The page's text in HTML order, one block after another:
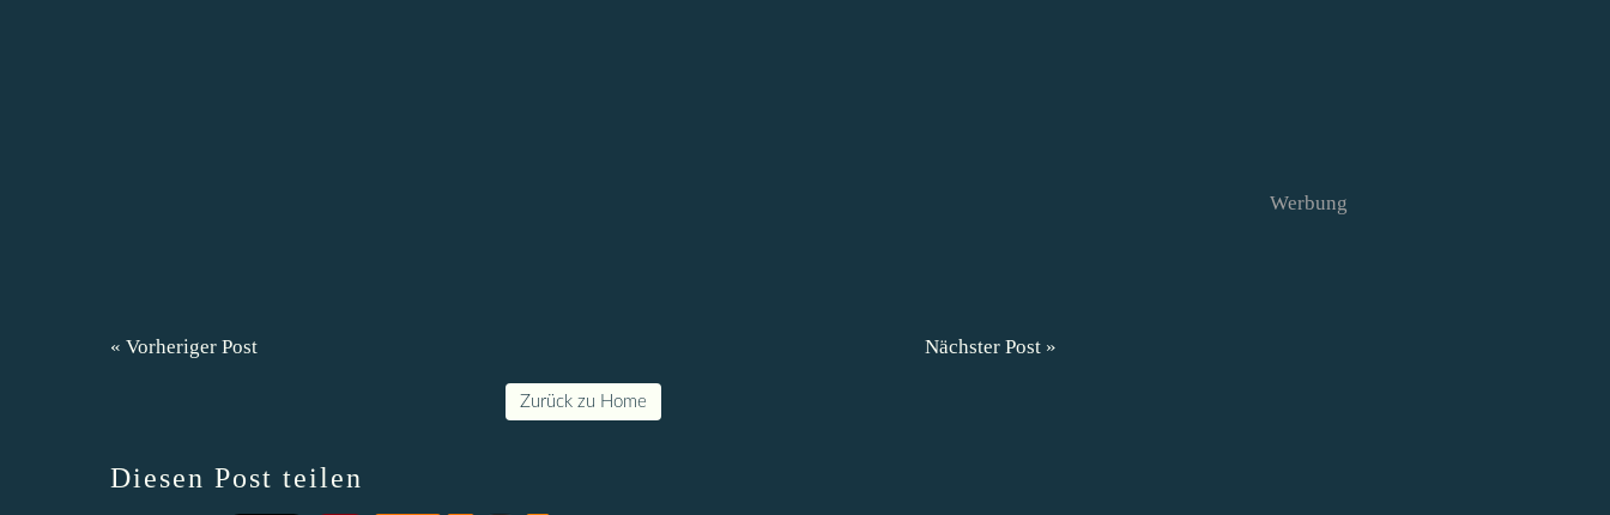
« Vorheriger Post Nächster Post »
Zurück zu Home
Diesen Post teilen
Werbung